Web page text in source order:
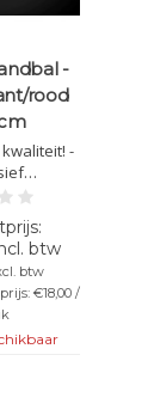
-
rood
-
-
rood -
cm
btw
btw
€18,00 /